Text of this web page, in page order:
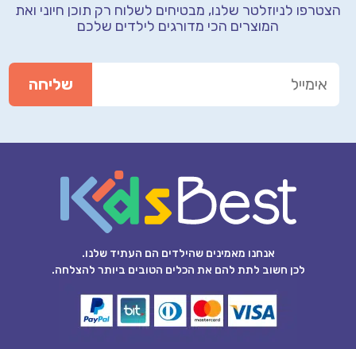
הצטרפו לניוזלטר שלנו, מבטיחים לשלוח רק תוכן חיוני ואת
המוצרים הכי מדורגים לילדים שלכם
אנחנו מאמינים שהילדים הם העתיד שלנו.
לכן חשוב לתת להם את הכלים הטובים ביותר להצלחה.